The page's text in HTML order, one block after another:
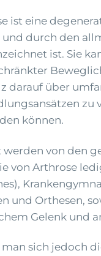
ist eine
durch den
ist. Sie
darauf über
zu
können.
werden von den
von Arthrose
und Orthesen,
Gelenk und
man sich jedoch